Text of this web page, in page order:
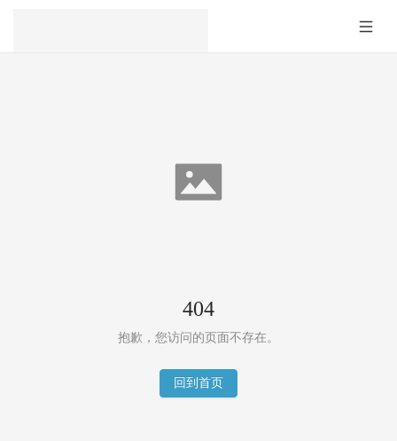
404
抱歉，您访问的页面不存在。
回到首页